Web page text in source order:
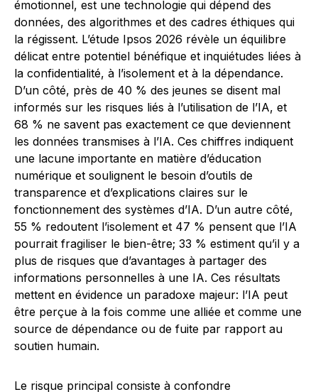
émotionnel, est une technologie qui dépend des
données, des algorithmes et des cadres éthiques qui
la régissent. L’étude Ipsos 2026 révèle un équilibre
délicat entre potentiel bénéfique et inquiétudes liées à
la confidentialité, à l’isolement et à la dépendance.
D’un côté, près de 40 % des jeunes se disent mal
informés sur les risques liés à l’utilisation de l’IA, et
68 % ne savent pas exactement ce que deviennent
les données transmises à l’IA. Ces chiffres indiquent
une lacune importante en matière d’éducation
numérique et soulignent le besoin d’outils de
transparence et d’explications claires sur le
fonctionnement des systèmes d’IA. D’un autre côté,
55 % redoutent l’isolement et 47 % pensent que l’IA
pourrait fragiliser le bien-être; 33 % estiment qu’il y a
plus de risques que d’avantages à partager des
informations personnelles à une IA. Ces résultats
mettent en évidence un paradoxe majeur: l’IA peut
être perçue à la fois comme une alliée et comme une
source de dépendance ou de fuite par rapport au
soutien humain.
Le risque principal consiste à confondre